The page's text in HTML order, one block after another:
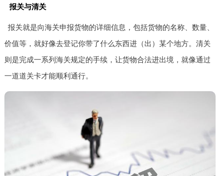
报关与清关
报关就是向海关申报货物的详细信息，包括货物的名称、数量、
价值等，就好像去登记你带了什么东西进（出）某个地方。清关
则是完成一系列海关规定的手续，让货物合法进出境，就像通过
一道道关卡才能顺利通行。